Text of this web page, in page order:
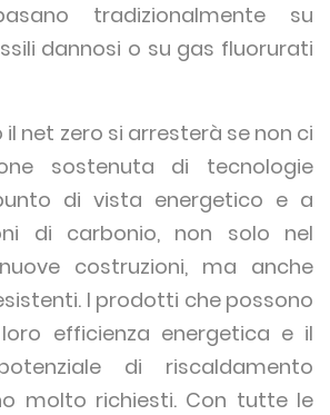
tradizionalmente su
dannosi o su gas fluorurati
net zero si arresterà se non ci
sostenuta di tecnologie
di vista energetico e a
di carbonio, non solo nel
costruzioni, ma anche
I prodotti che possono
efficienza energetica e il
di riscaldamento
molto richiesti. Con tutte le